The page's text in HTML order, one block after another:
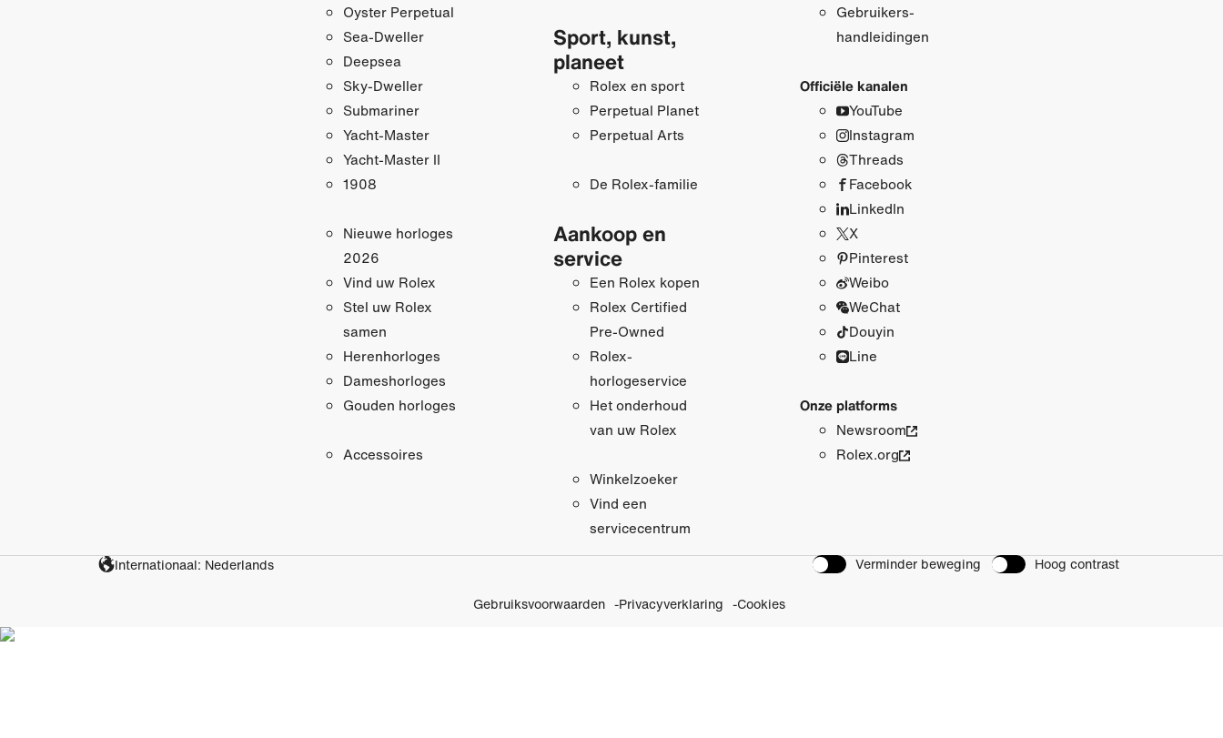
Oyster Perpetual
Sea-Dweller
Deepsea
Sky-Dweller
Submariner
Yacht-Master
Yacht-Master II
1908
Nieuwe horloges
2026
Vind uw Rolex
Stel uw Rolex
samen
Herenhorloges
Dameshorloges
Gouden horloges
Accessoires
Sport, kunst,
planeet
Rolex en sport
Perpetual Planet
Perpetual Arts
De Rolex-familie
Aankoop en
service
Een Rolex kopen
Rolex Certified
Pre‑Owned
Rolex-
horlogeservice
Het onderhoud
van uw Rolex
Winkelzoeker
Vind een
servicecentrum
Gebruikers­
handleidingen
Officiële kanalen
YouTube
Instagram
Threads
Facebook
LinkedIn
X
Pinterest
Weibo
WeChat
Douyin
Line
Onze platforms
Newsroom
Rolex.org
Internationaal: Nederlands Verminder beweging Hoog contrast
Gebruiksvoorwaarden Privacyverklaring Cookies